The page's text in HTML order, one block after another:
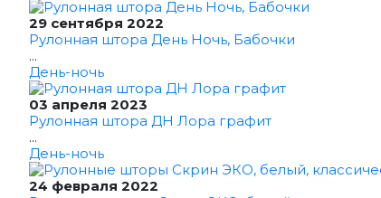
29 сентября 2022
Рулонная штора День Ночь, Бабочки
...
День-ночь
03 апреля 2023
Рулонная штора ДН Лора графит
...
День-ночь
24 февраля 2022